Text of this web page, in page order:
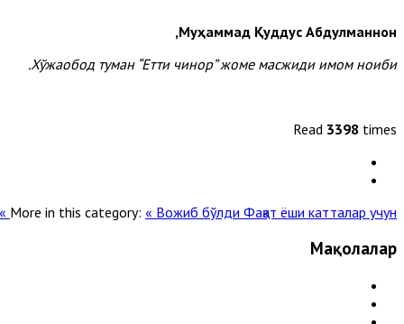
Муҳаммад Қуддус Абдулманнон,
Хўжаобод туман “Етти чинор” жоме масжиди имом ноиби.
Read 3398 times
More in this category: « Вожиб бўлди Фақат ёши катталар учун »
Мақолалар